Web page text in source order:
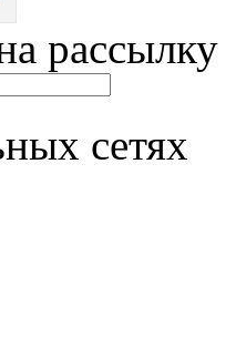
рассылку
сетях